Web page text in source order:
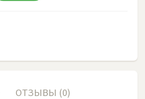
ОТЗЫВЫ (0)